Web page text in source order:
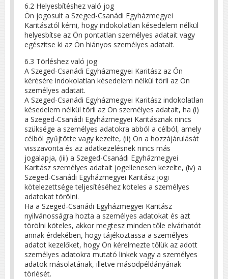
6.2 Helyesbítéshez való jog
Ön jogosult a Szeged-Csanádi Egyházmegyei
Karitásztól kérni, hogy indokolatlan késedelem nélkül
helyesbítse az Ön pontatlan személyes adatait vagy
egészítse ki az Ön hiányos személyes adatait.
6.3 Törléshez való jog
A Szeged-Csanádi Egyházmegyei Karitász az Ön
kérésére indokolatlan késedelem nélkül törli az Ön
személyes adatait.
A Szeged-Csanádi Egyházmegyei Karitász indokolatlan
késedelem nélkül törli az Ön személyes adatait, ha (i)
a Szeged-Csanádi Egyházmegyei Karitásznak nincs
szüksége a személyes adatokra abból a célból, amely
célból gyűjtötte vagy kezelte, (ii) Ön a hozzájárulását
visszavonta és az adatkezelésnek nincs más
jogalapja, (iii) a Szeged-Csanádi Egyházmegyei
Karitász személyes adatait jogellenesen kezelte, (iv) a
Szeged-Csanádi Egyházmegyei Karitász jogi
kötelezettsége teljesítéséhez köteles a személyes
adatokat törölni.
Ha a Szeged-Csanádi Egyházmegyei Karitász
nyilvánosságra hozta a személyes adatokat és azt
törölni köteles, akkor megtesz minden tőle elvárhatót
annak érdekében, hogy tájékoztassa a személyes
adatot kezelőket, hogy Ön kérelmezte tőlük az adott
személyes adatokra mutató linkek vagy a személyes
adatok másolatának, illetve másodpéldányának
törlését.